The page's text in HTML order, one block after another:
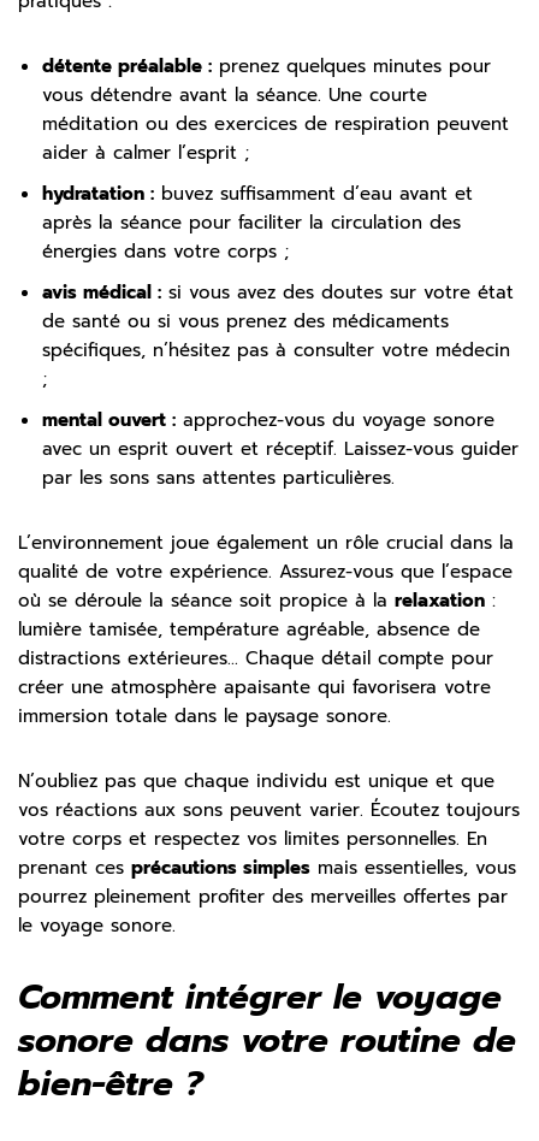
détente préalable : prenez quelques minutes pour
vous détendre avant la séance. Une courte
méditation ou des exercices de respiration peuvent
aider à calmer l’esprit ;
hydratation : buvez suffisamment d’eau avant et
après la séance pour faciliter la circulation des
énergies dans votre corps ;
avis médical : si vous avez des doutes sur votre état
de santé ou si vous prenez des médicaments
spécifiques, n’hésitez pas à consulter votre médecin
;
mental ouvert : approchez-vous du voyage sonore
avec un esprit ouvert et réceptif. Laissez-vous guider
par les sons sans attentes particulières.
L’environnement joue également un rôle crucial dans la
qualité de votre expérience. Assurez-vous que l’espace
où se déroule la séance soit propice à la relaxation :
lumière tamisée, température agréable, absence de
distractions extérieures… Chaque détail compte pour
créer une atmosphère apaisante qui favorisera votre
immersion totale dans le paysage sonore.
N’oubliez pas que chaque individu est unique et que
vos réactions aux sons peuvent varier. Écoutez toujours
votre corps et respectez vos limites personnelles. En
prenant ces précautions simples mais essentielles, vous
pourrez pleinement profiter des merveilles offertes par
le voyage sonore.
Comment intégrer le voyage
sonore dans votre routine de
bien-être ?